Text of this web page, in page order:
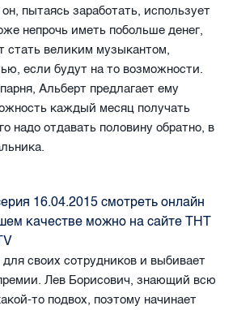
пытаясь заработать, использует
непрочь иметь побольше денег,
стать великим музыкантом,
если будут на то возможности.
Альберт предлагает ему
каждый месяц получать
надо отдавать половину обратно, в
16.04.2015 смотреть онлайн
качестве можно на сайте ТНТ
своих сотрудников и выбивает
Лев Борисович, знающий всю
то подвох, поэтому начинает